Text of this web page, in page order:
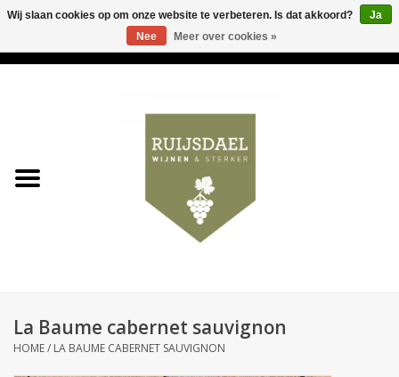
& sterker
Contact
La Baume cabernet sauvignon
HOME/ LA BAUME CABERNET SAUVIGNON
Wij slaan cookies op om onze website te verbeteren. Is dat akkoord?
Ja
Nee
Meer over cookies »